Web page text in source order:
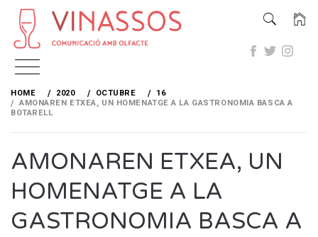
Skip
content
HOME 2020 OCTUBRE
16
AMONAREN ETXEA, UN HOMENATGE A LA GASTRONOMIA BASCA A
BOTARELL
AMONAREN ETXEA, UN
HOMENATGE A LA
GASTRONOMIA BASCA A